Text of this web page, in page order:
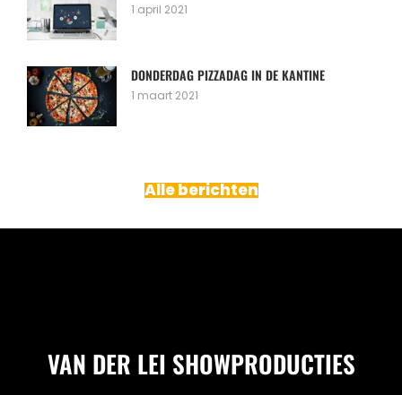
1 april 2021
DONDERDAG PIZZADAG IN DE KANTINE
1 maart 2021
Alle berichten
VAN DER LEI SHOWPRODUCTIES